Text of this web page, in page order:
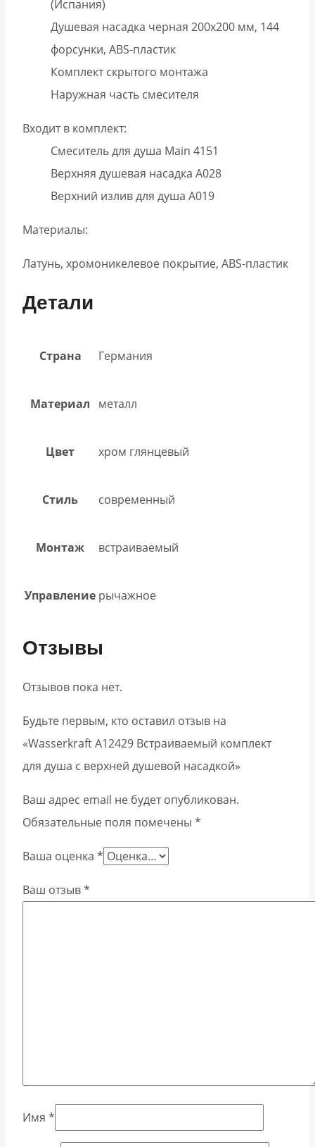
(Испания)
Душевая насадка черная 200х200 мм, 144
форсунки, ABS-пластик
Комплект скрытого монтажа
Наружная часть смесителя
Входит в комплект:
Смеситель для душа Main 4151
Верхняя душевая насадка A028
Верхний излив для душа A019
Материалы:
Латунь, хромоникелевое покрытие, ABS-пластик
Детали
Страна Германия
Материал металл
Цвет хром глянцевый
Стиль современный
Монтаж встраиваемый
Управление рычажное
Отзывы
Отзывов пока нет.
Будьте первым, кто оставил отзыв на
«Wasserkraft A12429 Встраиваемый комплект
для душа с верхней душевой насадкой»
Ваш адрес email не будет опубликован.
Обязательные поля помечены *
Ваша оценка *
Ваш отзыв*
Имя *